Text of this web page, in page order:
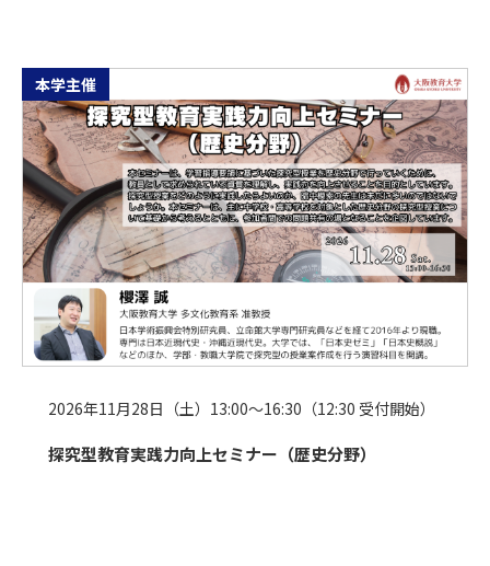
本学主催
2026年11月28日（土）13:00～16:30（12:30 受付開始）
探究型教育実践力向上セミナー（歴史分野）